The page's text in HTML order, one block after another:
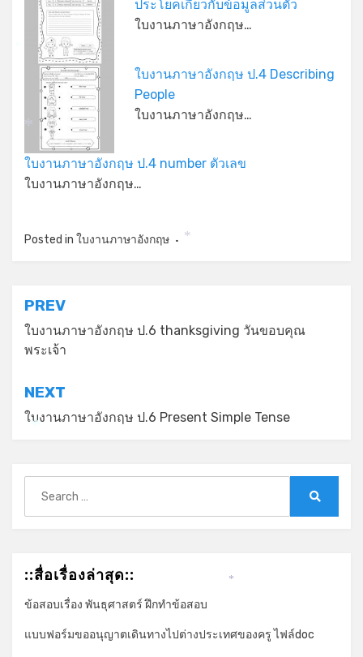
ประโยคเกี่ยวกับข้อมูลส่วนตัว
ใบงานภาษาอังกฤษ…
ใบงานภาษาอังกฤษ ป.4 Describing
People
ใบงานภาษาอังกฤษ…
ใบงานภาษาอังกฤษ ป.4 number ตัวเลข
ใบงานภาษาอังกฤษ…
Posted in ใบงานภาษาอังกฤษ
แนะแนว
เรื่อง
PREV
ใบงานภาษาอังกฤษ ป.6 thanksgiving วันขอบคุณ
พระเจ้า
NEXT
ใบงานภาษาอังกฤษ ป.6 Present Simple Tense
for:
::สื่อเรื่องล่าสุด::
ข้อสอบเรื่อง พันธุศาสตร์ ฝึกทำข้อสอบ
แบบฟอร์มขออนุญาตเดินทางไปต่างประเทศของครู ไฟล์doc